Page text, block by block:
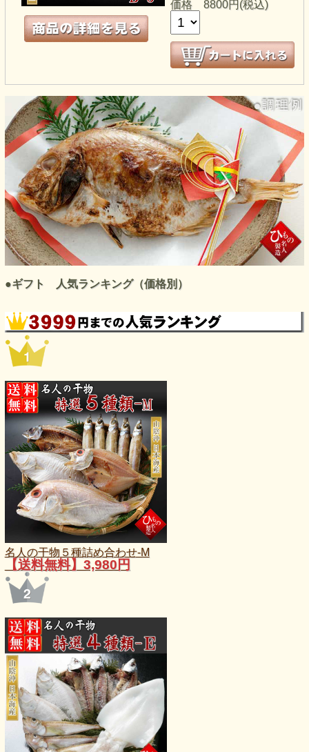
価格 8800円(税込)
●ギフト 人気ランキング（価格別）
名人の干物５種詰め合わせ-M
【送料無料】3,980円